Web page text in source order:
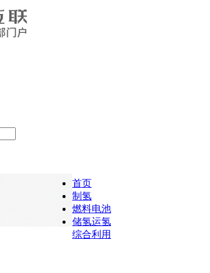
首页
制氢
燃料电池
储氢运氢
综合利用